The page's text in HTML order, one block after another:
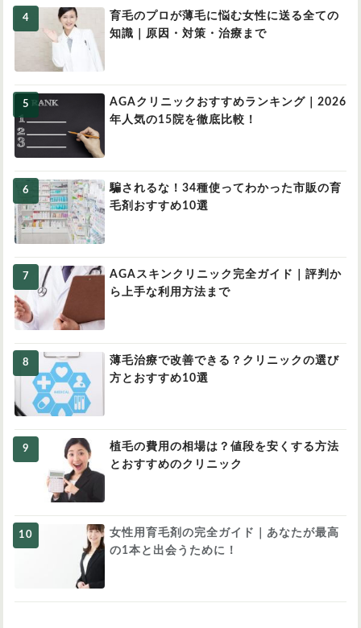
育毛のプロが薄毛に悩む女性に送る全ての
知識｜原因・対策・治療まで
AGAクリニックおすすめランキング｜2026
年人気の15院を徹底比較！
騙されるな！34種使ってわかった市販の育
毛剤おすすめ10選
AGAスキンクリニック完全ガイド｜評判か
ら上手な利用方法まで
薄毛治療で改善できる？クリニックの選び
方とおすすめ10選
植毛の費用の相場は？値段を安くする方法
とおすすめのクリニック
女性用育毛剤の完全ガイド｜あなたが最高
の1本と出会うために！